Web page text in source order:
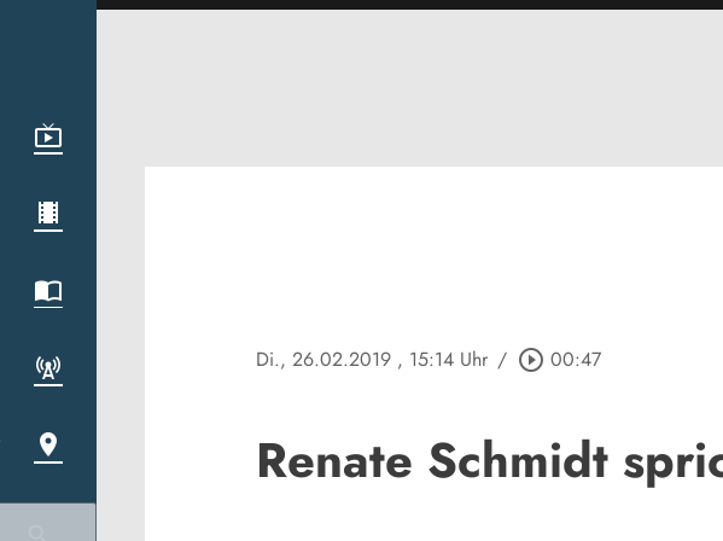
Di., 26.02.2019 , 15:14 Uhr / play_circle_outline 00:47
Renate Schmidt